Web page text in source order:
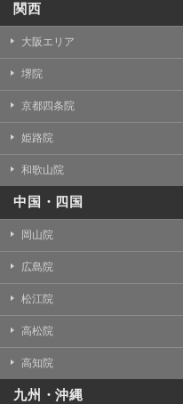
関西
大阪エリア
堺院
京都四条院
姫路院
和歌山院
中国・四国
岡山院
広島院
松江院
高松院
高知院
九州・沖縄